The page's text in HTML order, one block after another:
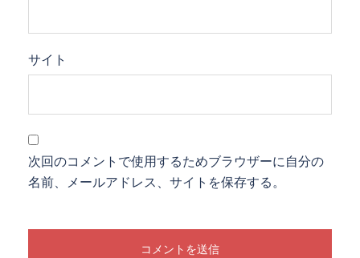
サイト
次回のコメントで使用するためブラウザーに自分の
名前、メールアドレス、サイトを保存する。